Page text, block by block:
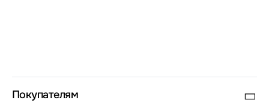
Покупателям